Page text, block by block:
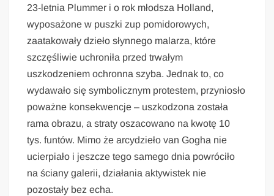
23-letnia Plummer i o rok młodsza Holland,
wyposażone w puszki zup pomidorowych,
zaatakowały dzieło słynnego malarza, które
szczęśliwie uchroniła przed trwałym
uszkodzeniem ochronna szyba. Jednak to, co
wydawało się symbolicznym protestem, przyniosło
poważne konsekwencje – uszkodzona została
rama obrazu, a straty oszacowano na kwotę 10
tys. funtów. Mimo że arcydzieło van Gogha nie
ucierpiało i jeszcze tego samego dnia powróciło
na ściany galerii, działania aktywistek nie
pozostały bez echa.